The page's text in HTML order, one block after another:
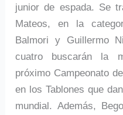
junior de espada. Se
Mateos, en la
Balmori y Guillermo
cuatro buscarán la
próximo Campeonato
en los Tablones que
mundial. Además,